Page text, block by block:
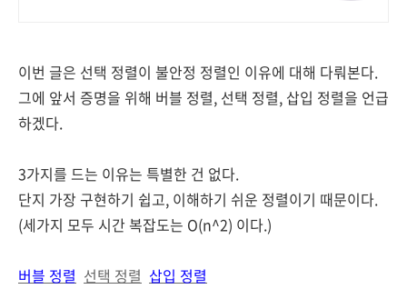
이번 글은 선택 정렬이 불안정 정렬인 이유에 대해 다뤄본다.
그에 앞서 증명을 위해 버블 정렬, 선택 정렬, 삽입 정렬을 언급
하겠다.
3가지를 드는 이유는 특별한 건 없다.
단지 가장 구현하기 쉽고, 이해하기 쉬운 정렬이기 때문이다.
(세가지 모두 시간 복잡도는 O(n^2) 이다.)
버블 정렬 선택 정렬 삽입 정렬